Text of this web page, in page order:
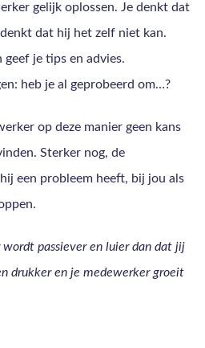
gelijk oplossen. Je denkt dat
dat hij het zelf niet kan.
je tips en advies.
heb je al geprobeerd om…?
op deze manier geen kans
Sterker nog, de
een probleem heeft, bij jou als
passiever en luier dan dat jij
drukker en je medewerker groeit